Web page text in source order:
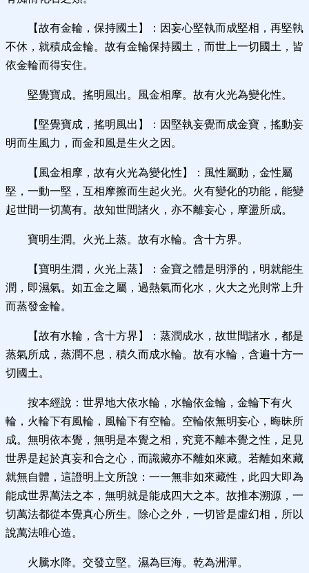
【故有金輪，保持國土】：因妄心堅執而成堅相，再堅執
不休，就積成金輪。故有金輪保持國土，而世上一切國土，皆
依金輪而得安住。
堅覺寶成。搖明風出。風金相摩。故有火光為變化性。
【堅覺寶成，搖明風出】：因堅執妄覺而成金寶，搖動妄
明而生風力，而金和風是生火之因。
【風金相摩，故有火光為變化性】：風性屬動，金性屬
堅，一動一堅，互相摩擦而生起火光。火有變化的功能，能變
起世間一切萬有。故知世間諸火，亦不離妄心，摩盪所成。
寶明生潤。火光上蒸。故有水輪。含十方界。
【寶明生潤，火光上蒸】：金寶之體是明淨的，明就能生
潤，即濕氣。如五金之屬，過熱氣而化水，火大之光則常上升
而蒸發金輪。
【故有水輪，含十方界】：蒸潤成水，故世間諸水，都是
蒸氣所成，蒸潤不息，積久而成水輪。故有水輪，含遍十方一
切國土。
按本經說：世界地大依水輪，水輪依金輪，金輪下有火
輪，火輪下有風輪，風輪下有空輪。空輪依無明妄心，晦昧所
成。無明依本覺，無明是本覺之相，究竟不離本覺之性，足見
世界是起於真妄和合之心，而識藏亦不離如來藏。若離如來藏
就無自體，這證明上文所說：一一無非如來藏性，此四大即為
能成世界萬法之本，無明就是能成四大之本。故推本溯源，一
切萬法都從本覺真心所生。除心之外，一切皆是虛幻相，所以
說萬法唯心造。
火騰水降。交發立堅。濕為巨海。乾為洲潬。